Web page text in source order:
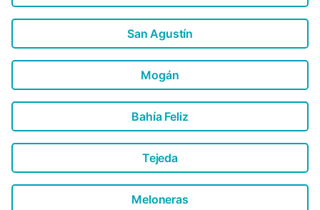
San Agustín
Mogán
Bahía Feliz
Tejeda
Meloneras